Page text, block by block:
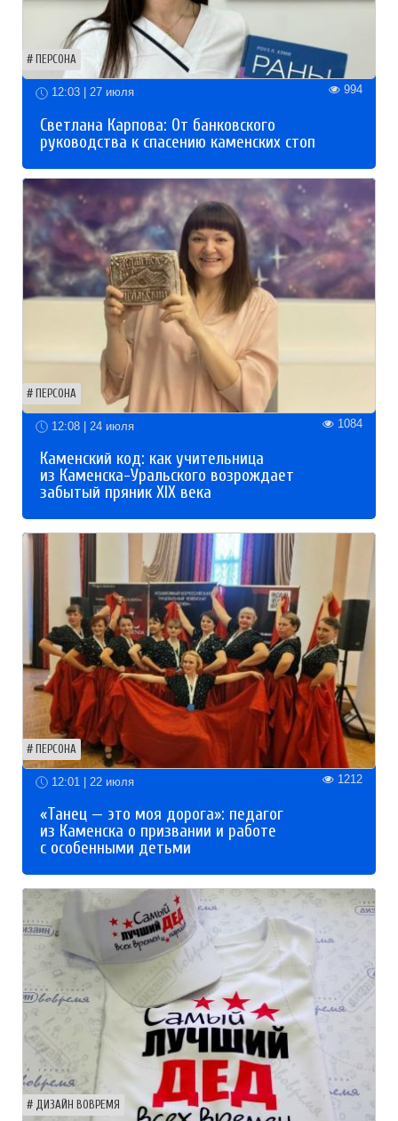
ПЕРСОНА
12:03 | 27 июля 994
Светлана Карпова: От банковского
руководства к спасению каменских стоп
ПЕРСОНА
12:08 | 24 июля 1084
Каменский код: как учительница
из Каменска-Уральского возрождает
забытый пряник XIX века
ПЕРСОНА
12:01 | 22 июля 1212
«Танец — это моя дорога»: педагог
из Каменска о призвании и работе
с особенными детьми
ДИЗАЙН ВОВРЕМЯ